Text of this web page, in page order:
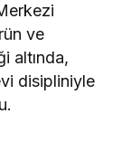
ve
altında,
disipliniyle